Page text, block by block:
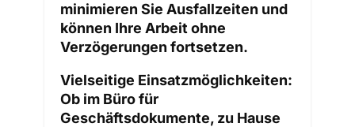
minimieren Sie Ausfallzeiten und
können Ihre Arbeit ohne
Verzögerungen fortsetzen.
Vielseitige Einsatzmöglichkeiten:
Ob im Büro für
Geschäftsdokumente, zu Hause